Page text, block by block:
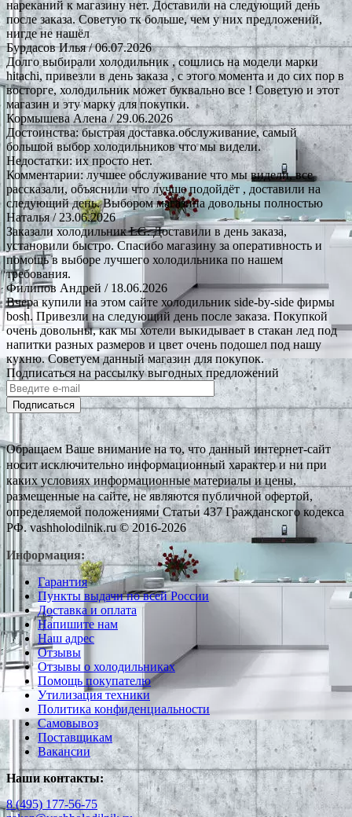
нареканий к магазину нет. Доставили на следующий день
после заказа. Советую тк больше, чем у них предложений,
нигде не нашёл
Бурдасов Илья/ 06.07.2026
Долго выбирали холодильник , сошлись на модели марки
hitachi, привезли в день заказа , с этого момента и до сих пор в
восторге, холодильник может буквально все ! Советую и этот
магазин и эту марку для покупки.
Кормышева Алена / 29.06.2026
Достоинства: быстрая доставка.обслуживание, самый
большой выбор холодильников что мы видели.
Недостатки: их просто нет.
Комментарии: лучшее обслуживание что мы видели, все
рассказали, объяснили что лучше подойдёт , доставили на
следующий день. Выбором магазина довольны полностью
Наталья/ 23.06.2026
Заказали холодильник LG. Доставили в день заказа,
установили быстро. Спасибо магазину за оперативность и
помощь в выборе лучшего холодильника по нашем
требования.
Филипов Андрей / 18.06.2026
Вчера купили на этом сайте холодильник side-by-side фирмы
bosh. Привезли на следующий день после заказа. Покупкой
очень довольны, как мы хотели выкидывает в стакан лед под
напитки разных размеров и цвет очень подошел под нашу
кухню. Советуем данный магазин для покупок.
Подписаться на рассылку выгодных предложений
Подписаться
Обращаем Ваше внимание на то, что данный интернет-сайт
носит исключительно информационный характер и ни при
каких условиях информационные материалы и цены,
размещенные на сайте, не являются публичной офертой,
определяемой положениями Статьи 437 Гражданского кодекса
РФ. vashholodilnik.ru © 2016-2026
Информация:
Гарантия
Пункты выдачи по всей России
Доставка и оплата
Напишите нам
Наш адрес
Отзывы
Отзывы о холодильниках
Помощь покупателю
Утилизация техники
Политика конфиденциальности
Самовывоз
Поставщикам
Вакансии
Наши контакты:
8 (495) 177-56-75